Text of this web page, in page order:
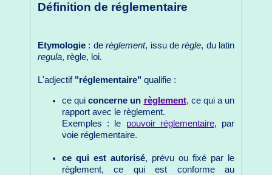
Définition de réglementaire
Etymologie : derèglement, issu derègle, du latin
regula, règle, loi.
L'adjectif "réglementaire" qualifie :
ce quiconcerne un règlement, ce qui a un
rapport avec le règlement.
Exemples : le pouvoir réglementaire, par
voie réglementaire.
ce qui est autorisé, prévu ou fixé par le
règlement, ce qui est conforme au